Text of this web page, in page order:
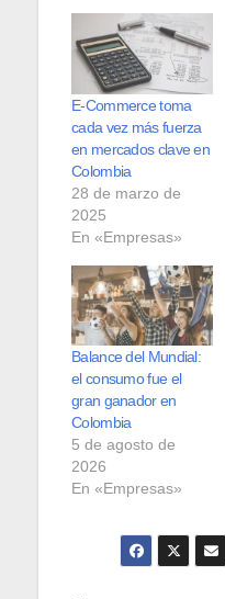
E-Commerce toma
cada vez más fuerza
en mercados clave en
Colombia
28 de marzo de
2025
En «Empresas»
Balance del Mundial:
el consumo fue el
gran ganador en
Colombia
5 de agosto de
2026
En «Empresas»